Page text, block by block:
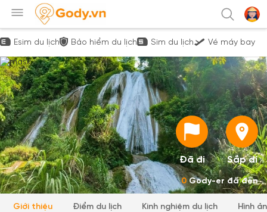
Esim du lịch Bảo hiểm du lịch Sim du lịch Vé máy bay
Đã đi Sắp đi
0 Gody-er đã đến
Giới thiệu Điểm du lịch Kinh nghiệm du lịch Hình